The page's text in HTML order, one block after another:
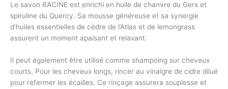
Le savon RACINE est enrichi en huile de chanvre du Gers et
spiruline du Quercy. Sa mousse généreuse et sa synergie
d’huiles essentielles de cèdre de l’Atlas et de lemongrass
assurent un moment apaisant et relaxant.
Il peut également être utilisé comme shampoing sur cheveux
courts. Pour les cheveux longs, rincer au vinaigre de cidre dilué
pour refermer les écailles. Ce rinçage assurera souplesse et